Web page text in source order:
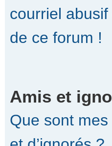
courriel abusif
de ce forum !
Amis et
Que sont mes